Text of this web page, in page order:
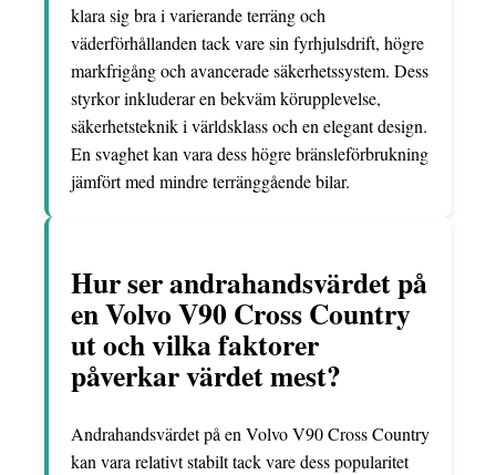
klara sig bra i varierande terräng och
väderförhållanden tack vare sin fyrhjulsdrift, högre
markfrigång och avancerade säkerhetssystem. Dess
styrkor inkluderar en bekväm körupplevelse,
säkerhetsteknik i världsklass och en elegant design.
En svaghet kan vara dess högre bränsleförbrukning
jämfört med mindre terränggående bilar.
Hur ser andrahandsvärdet på
en Volvo V90 Cross Country
ut och vilka faktorer
påverkar värdet mest?
Andrahandsvärdet på en Volvo V90 Cross Country
kan vara relativt stabilt tack vare dess popularitet